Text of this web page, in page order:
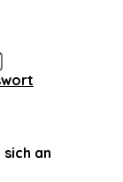
sich an